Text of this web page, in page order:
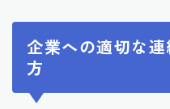
企業への適切な
方